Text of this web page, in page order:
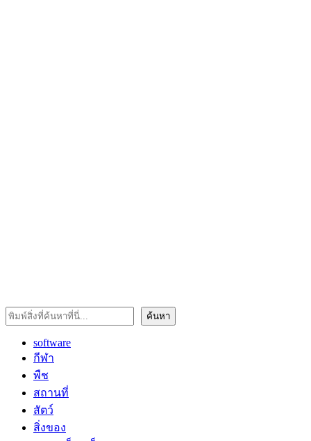
ค้นหา ค้นหา
software
กีฬา
พืช
สถานที่
สัตว์
สิ่งของ